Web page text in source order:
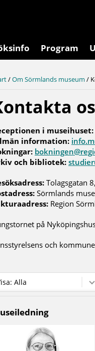
Program
/Om Sörmlands museum /
i museihuset:
information:
och bibliotek:
Tolagsgatan
Sörmlands
Region
på
och